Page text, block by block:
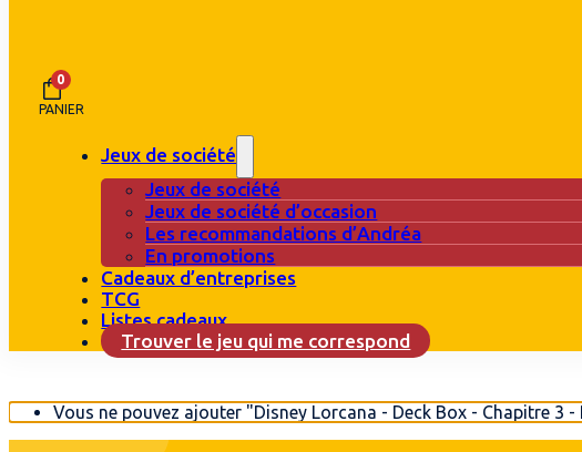
0
PANIER
Jeux de société
Jeux de société
Jeux de société d’occasion
Les recommandations d’Andréa
En promotions
Cadeaux d’entreprises
TCG
Listes cadeaux
Trouver le jeu qui me correspond
Vous ne pouvez ajouter "Disney Lorcana - Deck Box - Chapitre 3